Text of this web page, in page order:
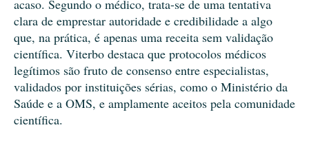
acaso. Segundo o médico, trata-se de uma tentativa
clara de emprestar autoridade e credibilidade a algo
que, na prática, é apenas uma receita sem validação
científica. Viterbo destaca que protocolos médicos
legítimos são fruto de consenso entre especialistas,
validados por instituições sérias, como o Ministério da
Saúde e a OMS, e amplamente aceitos pela comunidade
científica.